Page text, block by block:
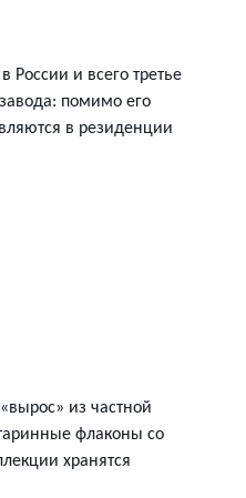
и всего третье
помимо его
в резиденции
из частной
флаконы со
хранятся